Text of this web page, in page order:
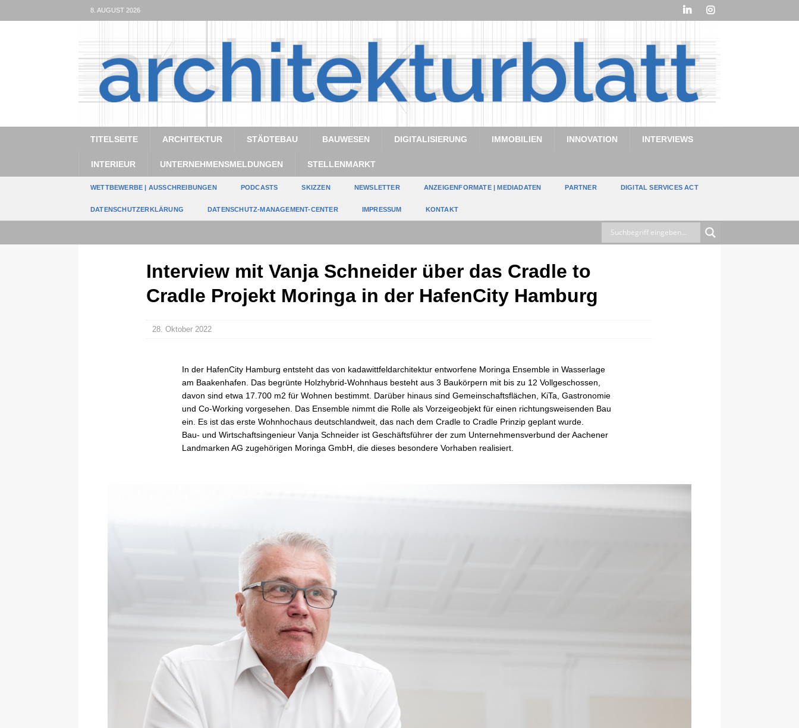
8. AUGUST 2026
TITELSEITE ARCHITEKTUR STÄDTEBAU BAUWESEN DIGITALISIERUNG IMMOBILIEN INNOVATION INTERVIEWS
INTERIEUR UNTERNEHMENSMELDUNGEN STELLENMARKT
WETTBEWERBE | AUSSCHREIBUNGEN PODCASTS SKIZZEN NEWSLETTER ANZEIGENFORMATE | MEDIADATEN PARTNER DIGITAL SERVICES ACT
DATENSCHUTZERKLÄRUNG DATENSCHUTZ-MANAGEMENT-CENTER IMPRESSUM KONTAKT
Interview mit Vanja Schneider über das Cradle to
Cradle Projekt Moringa in der HafenCity Hamburg
28. Oktober 2022
In der HafenCity Hamburg entsteht das von kadawittfeldarchitektur entworfene Moringa Ensemble in Wasserlage
am Baakenhafen. Das begrünte Holzhybrid-Wohnhaus besteht aus 3 Baukörpern mit bis zu 12 Vollgeschossen,
davon sind etwa 17.700 m2 für Wohnen bestimmt. Darüber hinaus sind Gemeinschaftsflächen, KiTa, Gastronomie
und Co-Working vorgesehen. Das Ensemble nimmt die Rolle als Vorzeigeobjekt für einen richtungsweisenden Bau
ein. Es ist das erste Wohnhochaus deutschlandweit, das nach dem Cradle to Cradle Prinzip geplant wurde.
Bau- und Wirtschaftsingenieur Vanja Schneider ist Geschäftsführer der zum Unternehmensverbund der Aachener
Landmarken AG zugehörigen Moringa GmbH, die dieses besondere Vorhaben realisiert.